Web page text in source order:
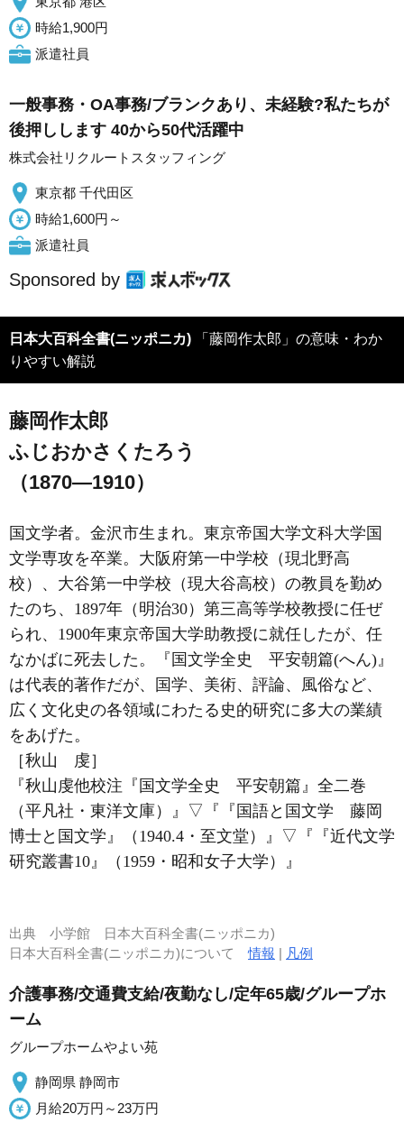
時給1,900円
派遣社員
一般事務・OA事務/ブランクあり、未経験?私たちが
後押しします 40から50代活躍中
株式会社リクルートスタッフィング
東京都 千代田区
時給1,600円～
派遣社員
Sponsored by
日本大百科全書(ニッポニカ) 「藤岡作太郎」の意味・わか
りやすい解説
藤岡作太郎
ふじおかさくたろう
（1870―1910）
国文学者。金沢市生まれ。東京帝国大学文科大学国
文学専攻を卒業。大阪府第一中学校（現北野高
校）、大谷第一中学校（現大谷高校）の教員を勤め
たのち、1897年（明治30）第三高等学校教授に任ぜ
られ、1900年東京帝国大学助教授に就任したが、任
なかばに死去した。『国文学全史 平安朝篇(へん)』
は代表的著作だが、国学、美術、評論、風俗など、
広く文化史の各領域にわたる史的研究に多大の業績
をあげた。
［秋山 虔］
『秋山虔他校注『国文学全史 平安朝篇』全二巻
（平凡社・東洋文庫）』 ▽ 『『国語と国文学 藤岡
博士と国文学』（1940.4・至文堂）』 ▽ 『『近代文学
研究叢書10』（1959・昭和女子大学）』
出典 小学館 日本大百科全書(ニッポニカ)
日本大百科全書(ニッポニカ)について情報 | 凡例
介護事務/交通費支給/夜勤なし/定年65歳/グループホ
ーム
グループホームやよい苑
静岡県 静岡市
月給20万円～23万円